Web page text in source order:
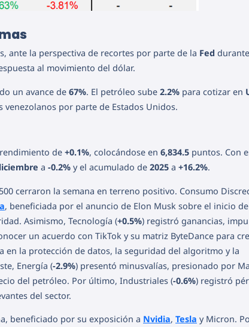
ante la perspectiva de recortes por parte de la Fed
al movimiento del dólar.
un avance de 67%. El petróleo sube 2.2% para cotizar en
por parte de Estados Unidos.
de +0.1%, colocándose en 6,834.5 puntos. Con
a -0.2% y el acumulado de 2025 a +16.2%.
cerraron la semana en terreno positivo. Consumo
, beneficiada por el anuncio de Elon Musk sobre el inicio de
Asimismo, Tecnología (+0.5%) registró ganancias,
un acuerdo con TikTok y su matriz ByteDance para
en la protección de datos, la seguridad del algoritmo y la
Energía (-2.9%) presentó minusvalías, presionado por
del petróleo. Por último, Industriales (-0.6%) registró
del sector.
beneficiado por su exposición a Nvidia, Tesla y Micron.